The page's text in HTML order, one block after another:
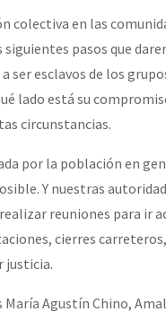
colectiva en las
pasos que
esclavos de los
lado está su
circunstancias.
por la población en
Y nuestras
reuniones para ir
cierres
justicia.
Agustín Chino,